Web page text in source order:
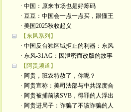
· 中国：原来市场也是好筹码
· 豆豆：中国会一点一点买，跟懂王
· 美国2025秋收起义
【东风系列】
· 中国反台独区域拒止的利器：东风
· 东风-31AG：因泄密而改版的故事
【阿贵频道】
· 阿贵，班农特赦了，你呢？
· 阿贵宣称：美司法部与中共深度合
· 阿贵被捕前谈SVB，得罪的人浮出
· 阿贵进局子：诈骗了不该诈骗的人